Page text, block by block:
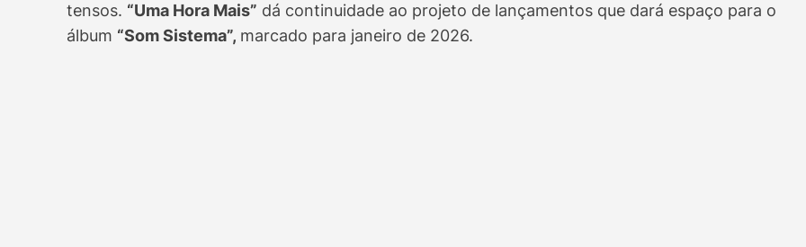
tensos. “Uma Hora Mais” dá continuidade ao projeto de lançamentos que dará espaço para o
álbum “Som Sistema”, marcado para janeiro de 2026.